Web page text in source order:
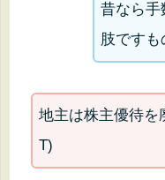
昔なら手
肢ですも
地主は株主優待を
T)